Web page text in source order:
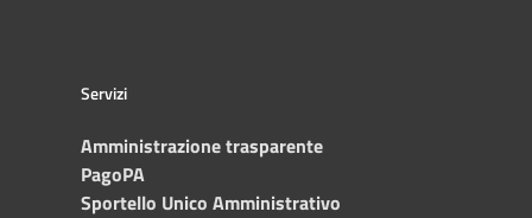
Servizi
Amministrazione trasparente
PagoPA
Sportello Unico Amministrativo